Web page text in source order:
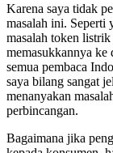
Karena saya tidak
masalah ini. Seperti
masalah token
memasukkannya ke
semua pembaca
saya bilang sangat
menanyakan
perbincangan.
Bagaimana jika